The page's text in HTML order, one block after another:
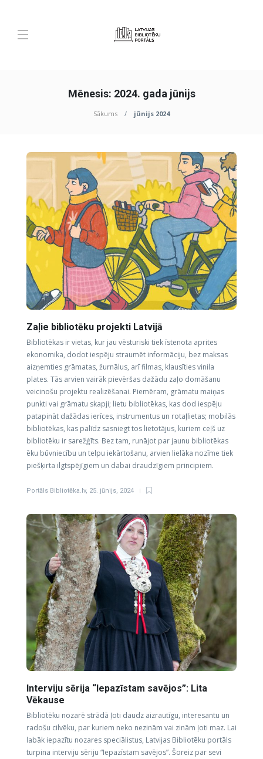
Mēnesis: 2024. gada jūnijs
Sākums jūnijs 2024
Zaļie bibliotēku projekti Latvijā
Bibliotēkas ir vietas, kur jau vēsturiski tiek īstenota aprites
ekonomika, dodot iespēju straumēt informāciju, bez maksas
aizņemties grāmatas, žurnālus, arī filmas, klausīties vinila
plates. Tās arvien vairāk pievēršas dažādu zaļo domāšanu
veicinošu projektu realizēšanai. Piemēram, grāmatu maiņas
punkti vai grāmatu skapji; lietu bibliotēkas, kas dod iespēju
patapināt dažādas ierīces, instrumentus un rotaļlietas; mobilās
bibliotēkas, kas palīdz sasniegt tos lietotājus, kuriem ceļš uz
bibliotēku ir sarežģīts. Bez tam, runājot par jaunu bibliotēkas
ēku būvniecību un telpu iekārtošanu, arvien lielāka nozīme tiek
piešķirta ilgtspējīgiem un dabai draudzīgiem principiem.
Portāls Bibliotēka.lv, 25. jūnijs, 2024
Interviju sērija “Iepazīstam savējos”: Lita
Vēkause
Bibliotēku nozarē strādā ļoti daudz aizrautīgu, interesantu un
radošu cilvēku, par kuriem neko nezinām vai zinām ļoti maz. Lai
labāk iepazītu nozares speciālistus, Latvijas Bibliotēku portāls
turpina interviju sēriju “Iepazīstam savējos”. Šoreiz par sevi